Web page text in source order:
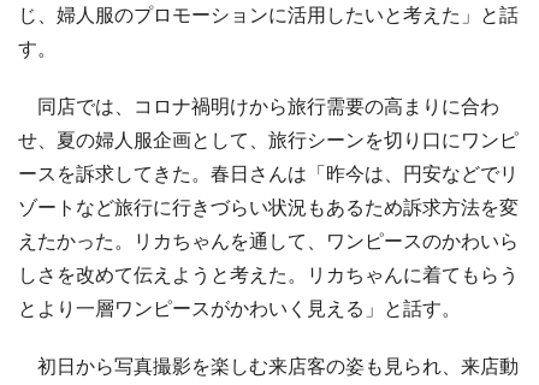
じ、婦人服のプロモーションに活用したいと考えた」と話
す。
同店では、コロナ禍明けから旅行需要の高まりに合わ
せ、夏の婦人服企画として、旅行シーンを切り口にワンピ
ースを訴求してきた。春日さんは「昨今は、円安などでリ
ゾートなど旅行に行きづらい状況もあるため訴求方法を変
えたかった。リカちゃんを通して、ワンピースのかわいら
しさを改めて伝えようと考えた。リカちゃんに着てもらう
とより一層ワンピースがかわいく見える」と話す。
初日から写真撮影を楽しむ来店客の姿も見られ、来店動